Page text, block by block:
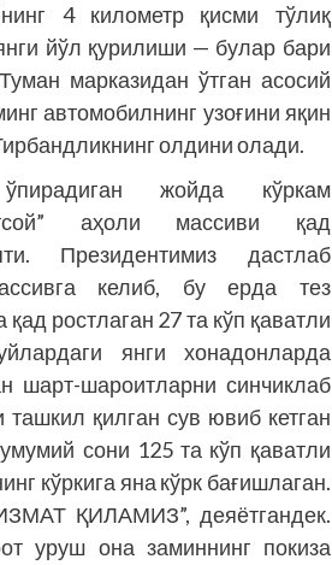
4 километр қисми тўлиқ
йўл қурилиши — булар бари
марказидан ўтган асосий
автомобилнинг узоғини яқин
олдини олади.
жойда кўркам
аҳоли массиви қад
Президентимиз дастлаб
келиб, бу ерда тез
ростлаган 27 та кўп қаватли
янги хонадонларда
шарт-шароитларни синчиклаб
қилган сув ювиб кетган
сони 125 та кўп қаватли
кўркига яна кўрк бағишлаган.
ҚИЛАМИЗ”, деяётгандек.
уруш она заминнинг покиза